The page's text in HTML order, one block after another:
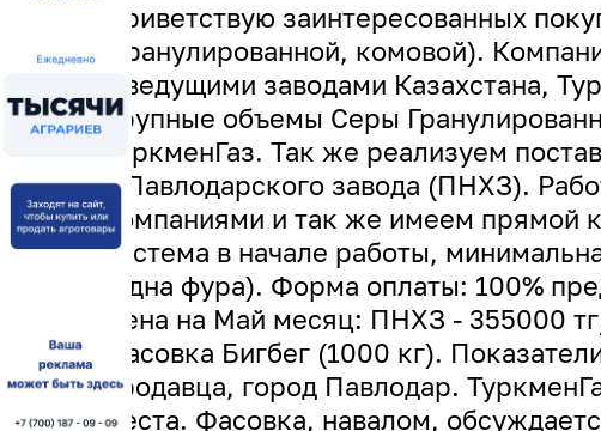
Приветствую заинтересованных
(гранулированной, комовой).
с ведущими заводами Казахстана,
крупные объемы Серы
ТуркменГаз. Так же реализуем
с Павлодарского завода (ПНХЗ).
компаниями и так же имеем прямой
система в начале работы,
(одна фура). Форма оплаты: 100%
Цена на Май месяц: ПНХЗ - 355000
Фасовка Бигбег (1000 кг).
продавца, город Павлодар.
места. Фасовка, навалом,